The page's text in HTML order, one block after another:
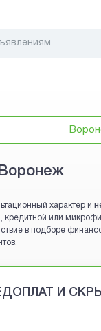
характер и
кредитной или
в подборе
И